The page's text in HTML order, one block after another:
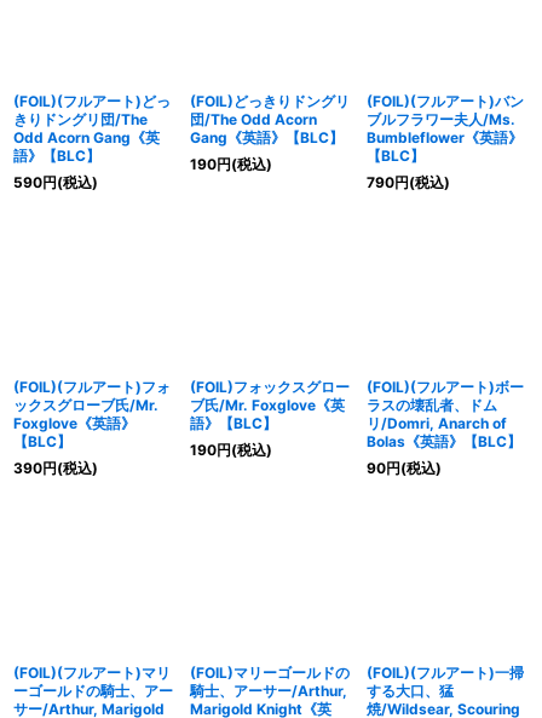
(FOIL)(フルアート)どっ
きりドングリ団/The
Odd Acorn Gang《英
語》【BLC】
590円(税込)
(FOIL)どっきりドングリ
団/The Odd Acorn
Gang《英語》【BLC】
190円(税込)
(FOIL)(フルアート)バン
ブルフラワー夫人/Ms.
Bumbleflower《英語》
【BLC】
790円(税込)
(FOIL)(フルアート)フォ
ックスグローブ氏/Mr.
Foxglove《英語》
【BLC】
390円(税込)
(FOIL)フォックスグロー
ブ氏/Mr. Foxglove《英
語》【BLC】
190円(税込)
(FOIL)(フルアート)ボー
ラスの壊乱者、ドム
リ/Domri, Anarch of
Bolas《英語》【BLC】
90円(税込)
(FOIL)(フルアート)マリ
ーゴールドの騎士、アー
サー/Arthur, Marigold
(FOIL)マリーゴールドの
騎士、アーサー/Arthur,
Marigold Knight《英
(FOIL)(フルアート)一掃
する大口、猛
焼/Wildsear, Scouring